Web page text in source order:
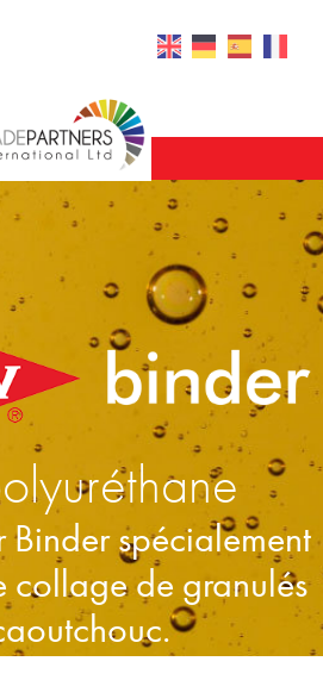
spécialement
collage de granulés